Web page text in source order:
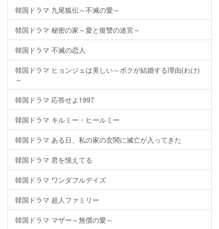
韓国ドラマ 九尾狐伝～不滅の愛～
韓国ドラマ 秘密の家～愛と復讐の迷宮～
韓国ドラマ 不滅の恋人
韓国ドラマ ヒョンジェは美しい～ボクが結婚する理由(わけ)
～
韓国ドラマ 応答せよ1997
韓国ドラマ キルミー・ヒールミー
韓国ドラマ ある日、私の家の玄関に滅亡が入ってきた
韓国ドラマ 君を憶えてる
韓国ドラマ ワンダフルデイズ
韓国ドラマ 超人ファミリー
韓国ドラマ マザー～無償の愛～